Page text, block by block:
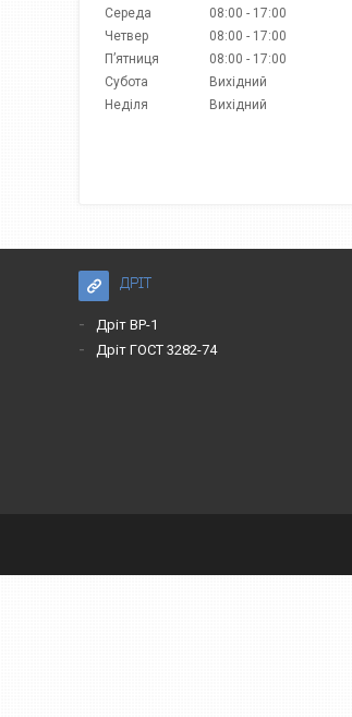
Середа
08:00
17:00
Четвер
08:00
17:00
Пʼятниця
08:00
17:00
Субота
Вихідний
Неділя
Вихідний
ДРІТ
Дріт ВР-1
Дріт ГОСТ 3282-74